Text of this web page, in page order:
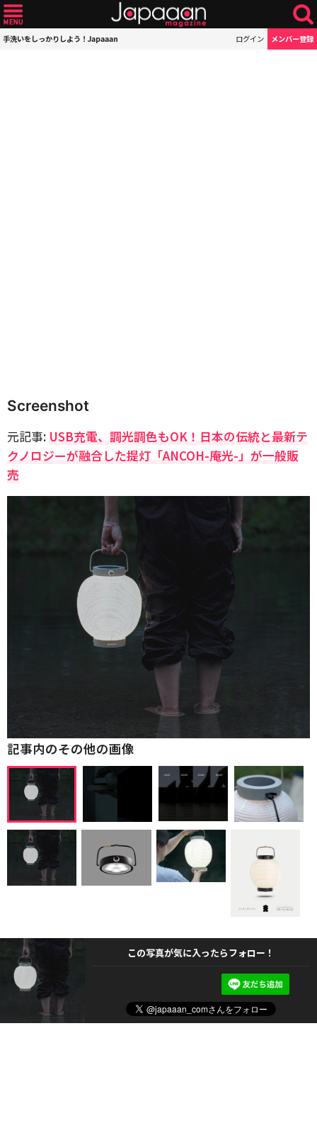
手洗いをしっかりしよう！Japaaan ログイン メンバー登録
Screenshot
元記事: USB充電、調光調色もOK！日本の伝統と最新テ
クノロジーが融合した提灯「ANCOH-庵光-」が一般販
売
記事内のその他の画像
この写真が気に入ったらフォロー！